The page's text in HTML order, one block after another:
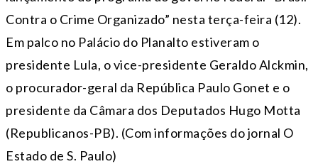
Contra o Crime Organizado” nesta terça-feira (12).
Em palco no Palácio do Planalto estiveram o
presidente Lula, o vice-presidente Geraldo Alckmin,
o procurador-geral da República Paulo Gonet e o
presidente da Câmara dos Deputados Hugo Motta
(Republicanos-PB). (Com informações do jornal O
Estado de S. Paulo)